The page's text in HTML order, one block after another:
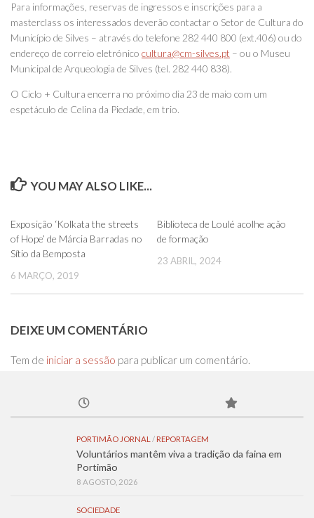
Para informações, reservas de ingressos e inscrições para a
masterclass os interessados deverão contactar o Setor de Cultura do
Município de Silves – através do telefone 282 440 800 (ext.406) ou do
endereço de correio eletrónico cultura@cm-silves.pt – ou o Museu
Municipal de Arqueologia de Silves (tel. 282 440 838).
O Ciclo + Cultura encerra no próximo dia 23 de maio com um
espetáculo de Celina da Piedade, em trio.
YOU MAY ALSO LIKE...
Exposição ‘Kolkata the streets
of Hope’ de Márcia Barradas no
Sítio da Bemposta
6 MARÇO, 2019
Biblioteca de Loulé acolhe ação
de formação
23 ABRIL, 2024
DEIXE UM COMENTÁRIO
Tem de iniciar a sessão para publicar um comentário.
PORTIMÃO JORNAL / REPORTAGEM
Voluntários mantêm viva a tradição da faina em
Portimão
8 AGOSTO, 2026
SOCIEDADE